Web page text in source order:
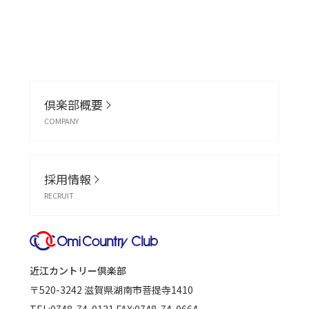
倶楽部概要
COMPANY
採用情報
RECRUIT
近江カントリー倶楽部
〒520-3242 滋賀県湖南市菩提寺1410